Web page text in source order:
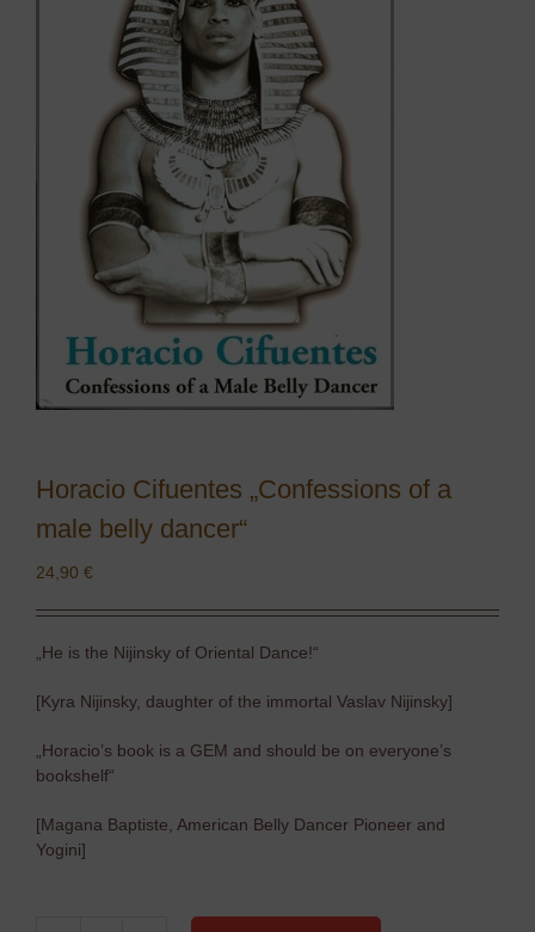
Horacio Cifuentes „Confessions of a
male belly dancer“
24,90 €
„He is the Nijinsky of Oriental Dance!“
[Kyra Nijinsky, daughter of the immortal Vaslav Nijinsky]
„Horacio’s book is a GEM and should be on everyone’s
bookshelf“
[Magana Baptiste, American Belly Dancer Pioneer and
Yogini]